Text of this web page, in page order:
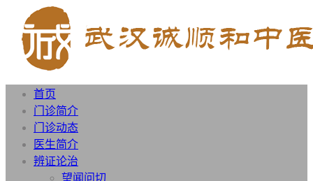
首页
门诊简介
门诊动态
医生简介
辨证论治
望闻问切